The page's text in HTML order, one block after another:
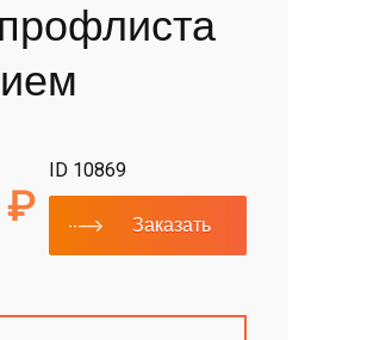
₽
ID 10869
Заказать